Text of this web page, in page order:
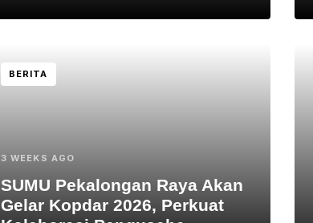
BERITA
3 WEEKS AGO
SUMU Pekalongan Raya Akan
Gelar Kopdar 2026, Perkuat